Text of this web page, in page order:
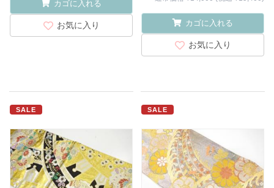
カゴに入れる
お気に入り カゴに入れる
お気に入り
SALE SALE